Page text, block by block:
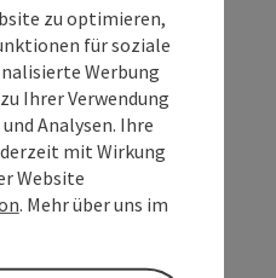
zu optimieren,
für soziale
Werbung
Ihrer Verwendung
Analysen. Ihre
mit Wirkung
Website
. Mehr über uns im